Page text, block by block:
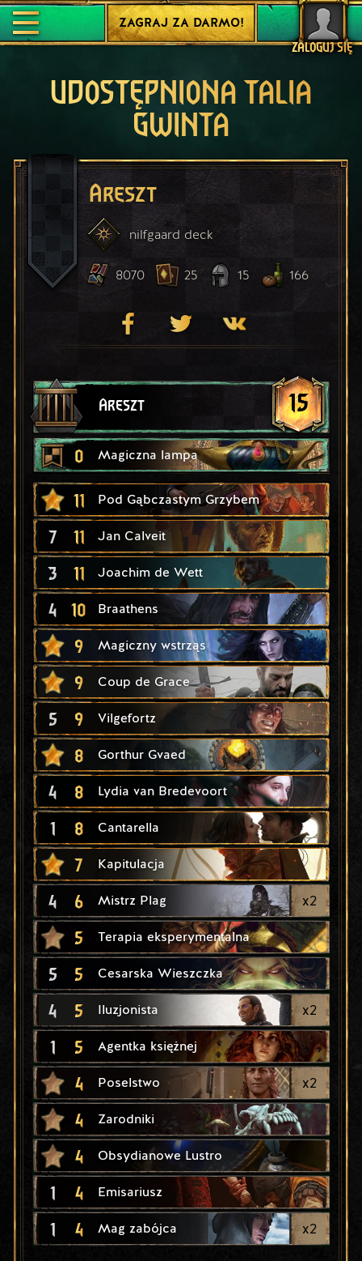
ZALOGUJ SIĘ
ZAGRAJ ZA DARMO!
UDOSTĘPNIONA TALIA
GWINTA
Areszt
nilfgaard deck
8070 25 15 166
Areszt 15
0 Magiczna lampa
11 Pod Gąbczastym Grzybem
7 11 Jan Calveit
3 11 Joachim de Wett
4 10 Braathens
9 Magiczny wstrząs
9 Coup de Grace
5 9 Vilgefortz
8 Gorthur Gvaed
4 8 Lydia van Bredevoort
1 8 Cantarella
7 Kapitulacja
4 6 Mistrz Plag x2
5 Terapia eksperymentalna
5 5 Cesarska Wieszczka
4 5 Iluzjonista x2
1 5 Agentka księżnej
4 Poselstwo x2
4 Zarodniki
4 Obsydianowe Lustro
1 4 Emisariusz
1 4 Mag zabójca x2